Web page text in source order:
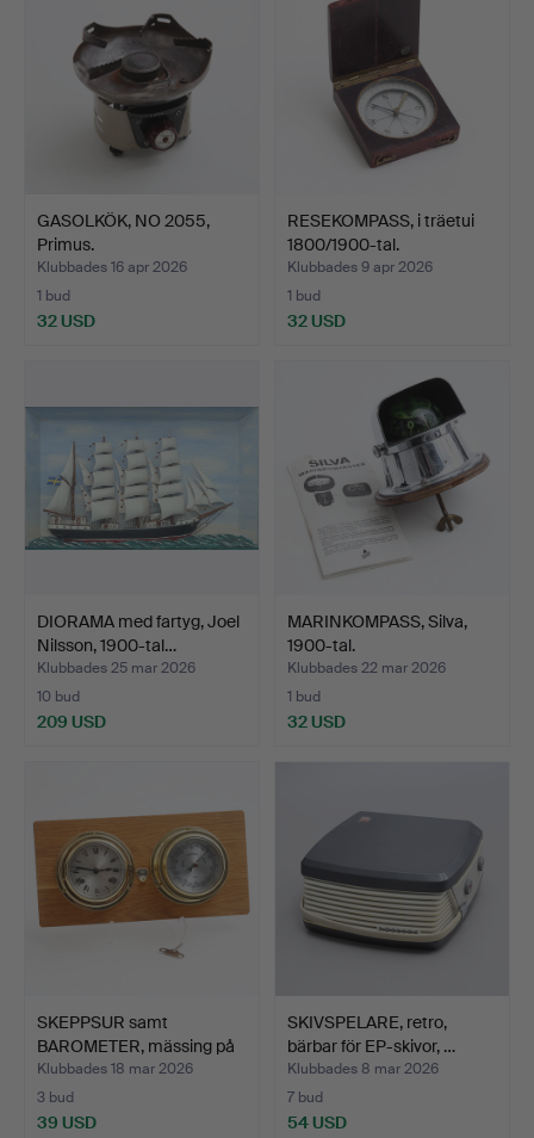
GASOLKÖK, NO 2055,
Primus.
Klubbades 16 apr 2026
1 bud
32 USD
RESEKOMPASS, i träetui
1800/1900-tal.
Klubbades 9 apr 2026
1 bud
32 USD
DIORAMA med fartyg, Joel
Nilsson, 1900-tal…
Klubbades 25 mar 2026
10 bud
209 USD
MARINKOMPASS, Silva,
1900-tal.
Klubbades 22 mar 2026
1 bud
32 USD
SKEPPSUR samt
BAROMETER, mässing på
träpla…
Klubbades 18 mar 2026
3 bud
39 USD
SKIVSPELARE, retro,
bärbar för EP-skivor, …
Klubbades 8 mar 2026
7 bud
54 USD